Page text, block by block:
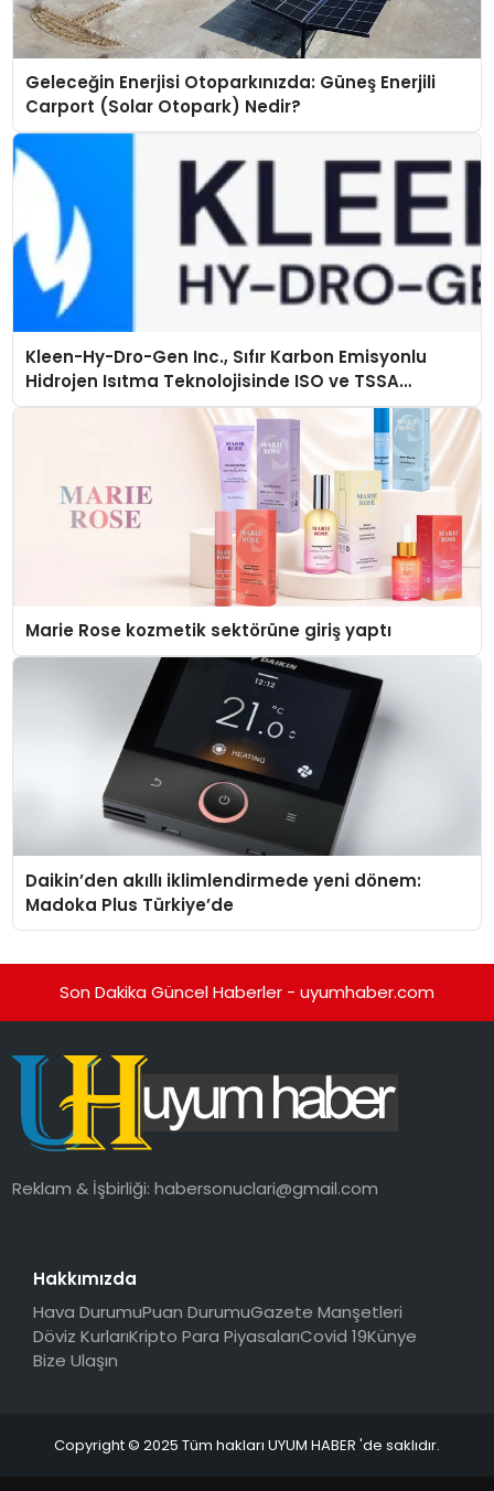
Geleceğin Enerjisi Otoparkınızda: Güneş Enerjili
Carport (Solar Otopark) Nedir?
Kleen-Hy-Dro-Gen Inc., Sıfır Karbon Emisyonlu
Hidrojen Isıtma Teknolojisinde ISO ve TSSA
Düzenleyici Onaylarını Aldı
Marie Rose kozmetik sektörüne giriş yaptı
Daikin’den akıllı iklimlendirmede yeni dönem:
Madoka Plus Türkiye’de
Son Dakika Güncel Haberler - uyumhaber.com
Reklam & İşbirliği:habersonuclari@gmail.com
Hakkımızda
Hava DurumuPuan DurumuGazete Manşetleri
Döviz KurlarıKripto Para PiyasalarıCovid 19Künye
Bize Ulaşın
Copyright © 2025 Tüm hakları UYUM HABER 'de saklıdır.